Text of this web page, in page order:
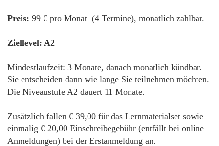
Preis: 99 € pro Monat (4 Termine), monatlich zahlbar.
Ziellevel: A2
Mindestlaufzeit: 3 Monate, danach monatlich kündbar.
Sie entscheiden dann wie lange Sie teilnehmen möchten.
Die Niveaustufe A2 dauert 11 Monate.
Zusätzlich fallen € 39,00 für das Lernmaterialset sowie
einmalig € 20,00 Einschreibegebühr (entfällt bei online
Anmeldungen) bei der Erstanmeldung an.